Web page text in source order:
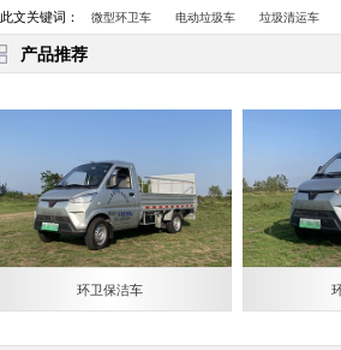
此文关键词：
微型环卫车 电动垃圾车 垃圾清运车
产品推荐
环卫保洁车